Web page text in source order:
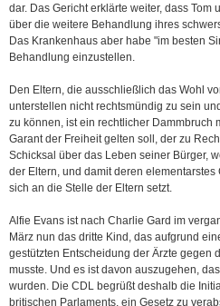
dar. Das Gericht erklärte weiter, dass Tom
über die weitere Behandlung ihres
Das Krankenhaus aber habe "im besten
Behandlung einzustellen.
Den Eltern, die ausschließlich das Wohl
unterstellen nicht rechtsmündig zu sein
zu können, ist ein rechtlicher Dammbruch
Garant der Freiheit gelten soll, der zu
Schicksal über das Leben seiner Bürger,
der Eltern, und damit deren
sich an die Stelle der Eltern setzt.
Alfie Evans ist nach Charlie Gard im
März nun das dritte Kind, das aufgrund
gestützten Entscheidung der Ärzte gegen
musste. Und es ist davon auszugehen,
wurden. Die CDL begrüßt deshalb die
britischen Parlaments, ein Gesetz zu